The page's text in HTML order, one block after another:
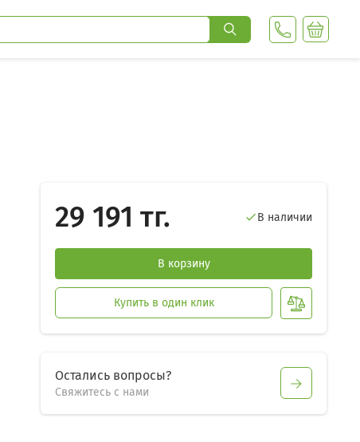
29 191 тг. В наличии
В корзину
Купить в один клик
Остались вопросы?
Свяжитесь с нами